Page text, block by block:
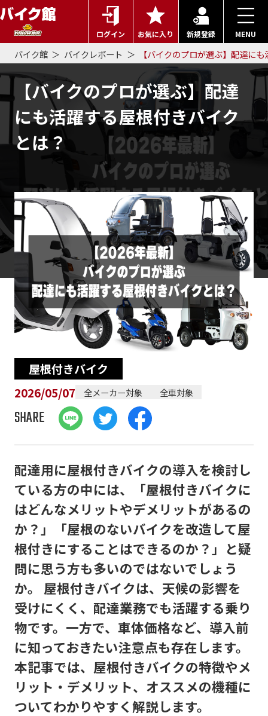
ログイン お気に入り 新規登録 MENU
バイク館 バイクレポート 【バイクのプロが選ぶ】配達に
【バイクのプロが選ぶ】配達
にも活躍する屋根付きバイク
とは？
屋根付きバイク
2026/05/07
全メーカー対象 全車対象
SHARE
配達用に屋根付きバイクの導入を検討し
ている方の中には、「屋根付きバイクに
はどんなメリットやデメリットがあるの
か？」「屋根のないバイクを改造して屋
根付きにすることはできるのか？」と疑
問に思う方も多いのではないでしょう
か。 屋根付きバイクは、天候の影響を
受けにくく、配達業務でも活躍する乗り
物です。一方で、車体価格など、導入前
に知っておきたい注意点も存在します。
本記事では、屋根付きバイクの特徴やメ
リット・デメリット、オススメの機種に
ついてわかりやすく解説します。